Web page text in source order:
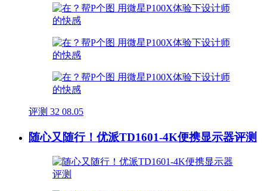
评测 32 08.05
随心又随行！优派TD1601-4K便携显示器评测